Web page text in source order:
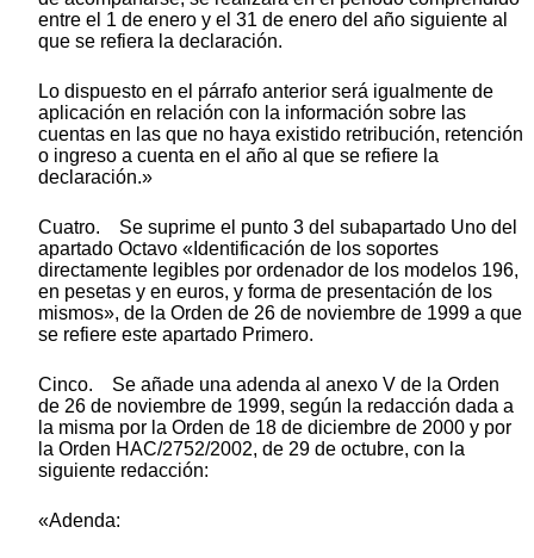
entre el 1 de enero y el 31 de enero del año siguiente al
que se refiera la declaración.
Lo dispuesto en el párrafo anterior será igualmente de
aplicación en relación con la información sobre las
cuentas en las que no haya existido retribución, retención
o ingreso a cuenta en el año al que se refiere la
declaración.»
Cuatro. Se suprime el punto 3 del subapartado Uno del
apartado Octavo «Identificación de los soportes
directamente legibles por ordenador de los modelos 196,
en pesetas y en euros, y forma de presentación de los
mismos», de la Orden de 26 de noviembre de 1999 a que
se refiere este apartado Primero.
Cinco. Se añade una adenda al anexo V de la Orden
de 26 de noviembre de 1999, según la redacción dada a
la misma por la Orden de 18 de diciembre de 2000 y por
la Orden HAC/2752/2002, de 29 de octubre, con la
siguiente redacción:
«Adenda: